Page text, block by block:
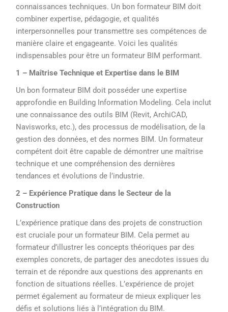
connaissances techniques. Un bon formateur BIM doit
combiner expertise, pédagogie, et qualités
interpersonnelles pour transmettre ses compétences de
manière claire et engageante. Voici les qualités
indispensables pour être un formateur BIM performant.
1 – Maîtrise Technique et Expertise dans le BIM
Un bon formateur BIM doit posséder une expertise
approfondie en Building Information Modeling. Cela inclut
une connaissance des outils BIM (Revit, ArchiCAD,
Navisworks, etc.), des processus de modélisation, de la
gestion des données, et des normes BIM. Un formateur
compétent doit être capable de démontrer une maîtrise
technique et une compréhension des dernières
tendances et évolutions de l’industrie.
2 – Expérience Pratique dans le Secteur de la
Construction
L’expérience pratique dans des projets de construction
est cruciale pour un formateur BIM. Cela permet au
formateur d’illustrer les concepts théoriques par des
exemples concrets, de partager des anecdotes issues du
terrain et de répondre aux questions des apprenants en
fonction de situations réelles. L’expérience de projet
permet également au formateur de mieux expliquer les
défis et solutions liés à l’intégration du BIM.